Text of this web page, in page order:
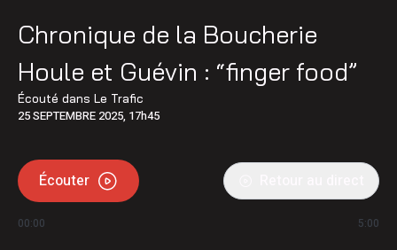
Chronique de la Boucherie
Houle et Guévin : “finger food”
Écouté dans Le Trafic
25 SEPTEMBRE 2025, 17h45
Écouter
00:00 5:00